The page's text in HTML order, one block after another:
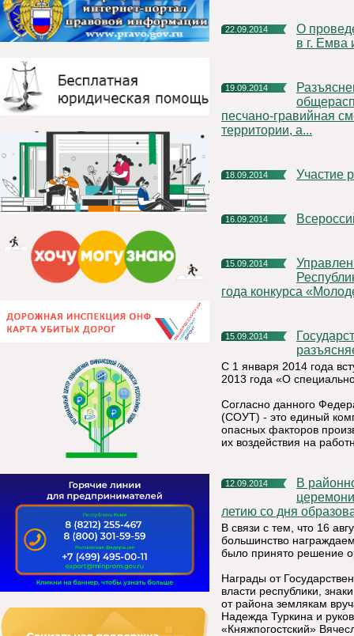
22.09.2014
О проведении Всероссийского Дня бега «Кросс Наций 2014»
в г. Емва
19.09.2014
Разъяснение порядка использования
песчано-гравийная
территории, а...
18.09.2014
16.09.2014
15.09.2014
Управление государственной гражданской службы
года конкурса
15.09.2014
Государственная инспекция труда в Республике Коми
С 1 января 2014 года
2013 года «О
Согласно данного
(СОУТ) - это единый
опасных факторов
их воздействия на
12.09.2014
В районном доме культуры 11 сентября 2014 года состоялась
летию со дня
В связи с тем, что 16
большинство
было принято решение
Награды от
власти республики,
от района землякам
Надежда Туркина и
«Княжпогостский»